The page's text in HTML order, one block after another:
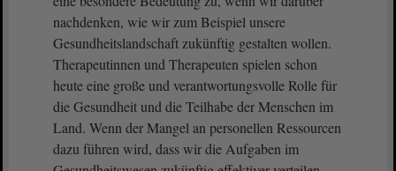
nachdenken, wie wir zum Beispiel unsere
Gesundheitslandschaft zukünftig gestalten wollen.
Therapeutinnen und Therapeuten spielen schon
heute eine große und verantwortungsvolle Rolle für
die Gesundheit und die Teilhabe der Menschen im
Land. Wenn der Mangel an personellen Ressourcen
dazu führen wird, dass wir die Aufgaben im